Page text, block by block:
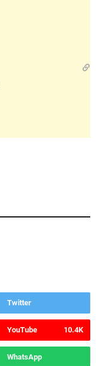
Twitter
YouTube 10.4K
WhatsApp